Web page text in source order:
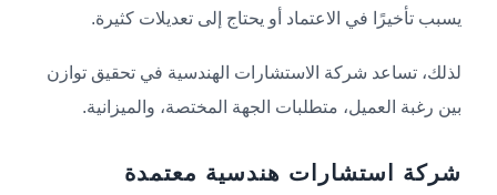
يسبب تأخيرًا في الاعتماد أو يحتاج إلى تعديلات كثيرة.
لذلك، تساعد شركة الاستشارات الهندسية في تحقيق توازن
بين رغبة العميل، متطلبات الجهة المختصة، والميزانية.
شركة استشارات هندسية معتمدة